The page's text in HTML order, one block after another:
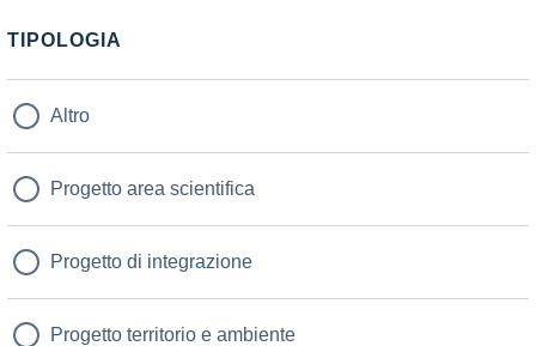
TIPOLOGIA
Altro
Progetto area scientifica
Progetto di integrazione
Progetto territorio e ambiente